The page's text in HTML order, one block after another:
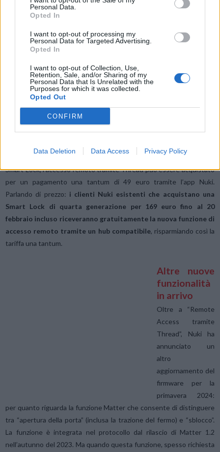
Personal Data.
Opted In
I want to opt-out of processing my
Personal Data for Targeted Advertising.
Opted In
I want to opt-out of Collection, Use,
Retention, Sale, and/or Sharing of my
Personal Data that Is Unrelated with the
Purposes for which it was collected.
Opted Out
CONFIRM
Data Deletion Data Access Privacy Policy
Thread? La chiave da usare è una connessione Matter attiva tramite
un hub per smart home compatibile. Questo funge da centro di
controllo e connette online la quarta generazione di Nuki Smart
Lock. Gli hub che supportano Matter tramite Thread e, grazie a
NAT64, possono collegare la Smart Lock a Internet. Ad esempio,
Apple e Home Assistant supportano già questa funzione, altri
provider ci stanno ancora lavorando. Con Smart Lock Pro, l’opzione
aggiuntiva di accesso remoto è già inclusa nel prezzo di acquisto. Per
Smart Lock, l’accesso remoto tramite Thread può essere acquistato
per un pagamento una tantum di 49 euro tramite l’app Nuki.
Parlando di prezzo: i clienti Nuki esistenti che acquistano una
Smart Lock di quarta generazione per 169 euro fino al 20
febbraio incluso riceveranno gratuitamente la nuova funzione di
accesso remoto tramite un hub compatibile, risparmiando così la
tariffa una tantum.
Altre nuove
funzionalità
in arrivo
Oltre a “Remote
Access tramite
Thread”, Nuki ha
annunciato un
altro
aggiornamento del
firmware per la
primavera 2024:
per quanto riguarda la funzione Matter che consente di distinguere
tra “apertura della porta” (inclusa la trazione del fermo) e “sblocco”.
La funzione è integrata nel protocollo dal rilascio di Matter 1.2
nell’autunno del 2023. Ma quando questa funzione, spesso richiesta